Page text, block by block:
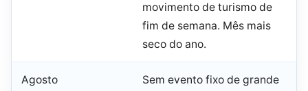
movimento de turismo de
fim de semana. Mês mais
seco do ano.
Agosto
Sem evento fixo de grande